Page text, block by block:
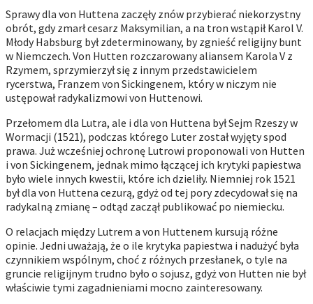
Sprawy dla von Huttena zaczęły znów przybierać niekorzystny
obrót, gdy zmarł cesarz Maksymilian, a na tron wstąpił Karol V.
Młody Habsburg był zdeterminowany, by zgnieść religijny bunt
w Niemczech. Von Hutten rozczarowany aliansem Karola V z
Rzymem, sprzymierzył się z innym przedstawicielem
rycerstwa, Franzem von Sickingenem, który w niczym nie
ustępował radykalizmowi von Huttenowi.
Przełomem dla Lutra, ale i dla von Huttena był Sejm Rzeszy w
Wormacji (1521), podczas którego Luter został wyjęty spod
prawa. Już wcześniej ochronę Lutrowi proponowali von Hutten
i von Sickingenem, jednak mimo łączącej ich krytyki papiestwa
było wiele innych kwestii, które ich dzieliły. Niemniej rok 1521
był dla von Huttena cezurą, gdyż od tej pory zdecydował się na
radykalną zmianę – odtąd zaczął publikować po niemiecku.
O relacjach między Lutrem a von Huttenem kursują różne
opinie. Jedni uważają, że o ile krytyka papiestwa i nadużyć była
czynnikiem wspólnym, choć z różnych przesłanek, o tyle na
gruncie religijnym trudno było o sojusz, gdyż von Hutten nie był
właściwie tymi zagadnieniami mocno zainteresowany.